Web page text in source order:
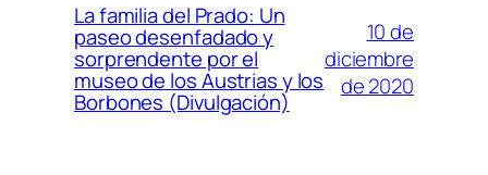
La familia del Prado: Un
paseo desenfadado y
sorprendente por el
museo de los Austrias y los
Borbones (Divulgación)
10 de
diciembre
de 2020